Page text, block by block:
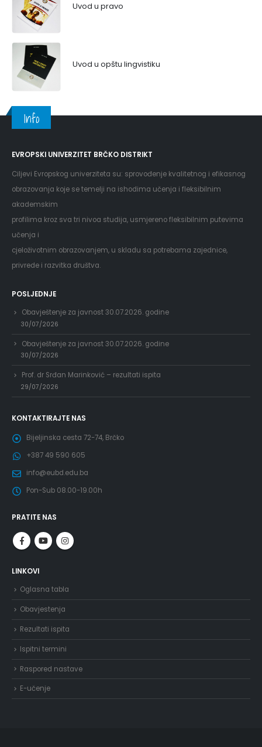
Uvod u pravo
Uvod u opštu lingvistiku
Info
EVROPSKI UNIVERZITET BRČKO DISTRIKT
Ciljevi Evropskog univerziteta su: sprovođenje kvalitetnog i efikasnog
obrazovanja koje se temelji na ishodima učenja i fleksibilnim
akademskim
profilima kroz sva tri nivoa studija, usmjereno fleksibilnim putevima
učenja i
cjeloživotnim obrazovanjem, u skladu sa potrebama zajednice,
privrede i razvitka društva.
POSLJEDNJE
Obavještenje za javnost 30.07.2026. godine
30/07/2026
Obavještenje za javnost 30.07.2026. godine
30/07/2026
Prof. dr Srđan Marinković – rezultati ispita
29/07/2026
KONTAKTIRAJTE NAS
Bijeljinska cesta 72-74, Brčko
+387 49 590 605
info@eubd.edu.ba
Pon-Sub 08.00-19.00h
PRATITE NAS
LINKOVI
Oglasna tabla
Obavjestenja
Rezultati ispita
Ispitni termini
Raspored nastave
E-učenje